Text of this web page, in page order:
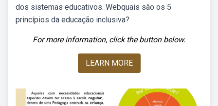
dos sistemas educativos. Webquais são os 5
princípios da educação inclusiva?
For more information, click the button below.
LEARN MORE